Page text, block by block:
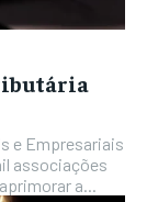
e Empresariais
associações
a...